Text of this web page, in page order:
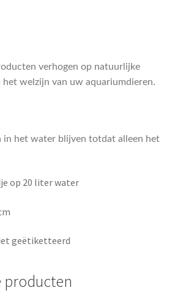
verhogen op natuurlijke
welzijn van uw aquariumdieren.
in het water blijven totdat alleen het
op 20 liter water
geëtiketteerd
producten